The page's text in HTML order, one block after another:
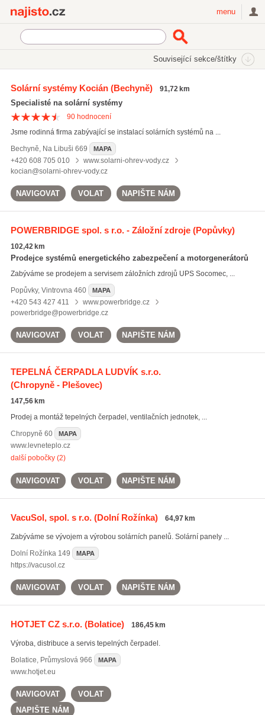
menu
Související sekce/štítky
alternativní zdroje energie (292)
topná technika (663)
tepelná čerpadla IVT
Solární systémy Kocián(Bechyně) 91,72 km
Specialisté na solární systémy
90hodnocení
Jsme rodinná firma zabývající se instalací solárních systémů na ...
Bechyně, Na Libuši 669 MAPA
+420 608 705 010
www.solarni-ohrev-vody.cz
kocian@solarni-ohrev-vody.cz
NAVIGOVAT VOLAT NAPIŠTE NÁM
POWERBRIDGE spol. s r.o. - Záložní zdroje(Popůvky)
102,42 km
Prodejce systémů energetického zabezpečení a motorgenerátorů
Zabýváme se prodejem a servisem záložních zdrojů UPS Socomec, ...
Popůvky, Vintrovna 460 MAPA
+420 543 427 411
www.powerbridge.cz
powerbridge@powerbridge.cz
NAVIGOVAT VOLAT NAPIŠTE NÁM
TEPELNÁ ČERPADLA LUDVÍK s.r.o.
(Chropyně - Plešovec)
147,56 km
Prodej a montáž tepelných čerpadel, ventilačních jednotek, ...
Chropyně 60 MAPA
www.levneteplo.cz
další pobočky (2)
NAVIGOVAT VOLAT NAPIŠTE NÁM
VacuSol, spol. s r.o.(Dolní Rožínka) 64,97 km
Zabýváme se vývojem a výrobou solárních panelů. Solární panely ...
Dolní Rožínka149 MAPA
https://vacusol.cz
NAVIGOVAT VOLAT NAPIŠTE NÁM
HOTJET CZ s.r.o.(Bolatice) 186,45 km
Výroba, distribuce a servis tepelných čerpadel.
Bolatice, Průmyslová 966 MAPA
www.hotjet.eu
NAVIGOVAT
VOLAT
NAPIŠTE NÁM